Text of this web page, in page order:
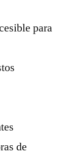
para
de